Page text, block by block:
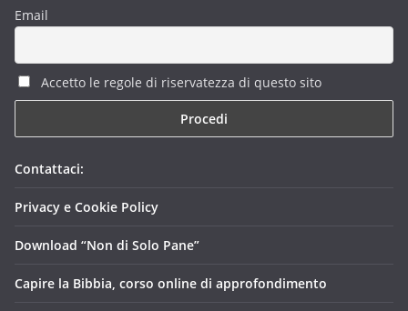
Email
Accetto le regole di riservatezza di questo sito
Contattaci:
Privacy e Cookie Policy
Download “Non di Solo Pane”
Capire la Bibbia, corso online di approfondimento